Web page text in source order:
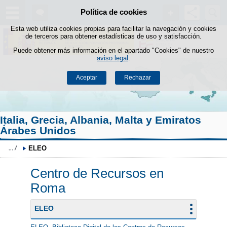
Política de cookies
Esta web utiliza cookies propias para facilitar la navegación y cookies
de terceros para obtener estadísticas de uso y satisfacción.
Puede obtener más información en el apartado "Cookies" de nuestro
aviso legal
Aceptar Rechazar
Saltar al contenido
Italia, Grecia, Albania, Malta y Emiratos
Árabes Unidos
ELEO
Centro de Recursos en
Roma
ELEO